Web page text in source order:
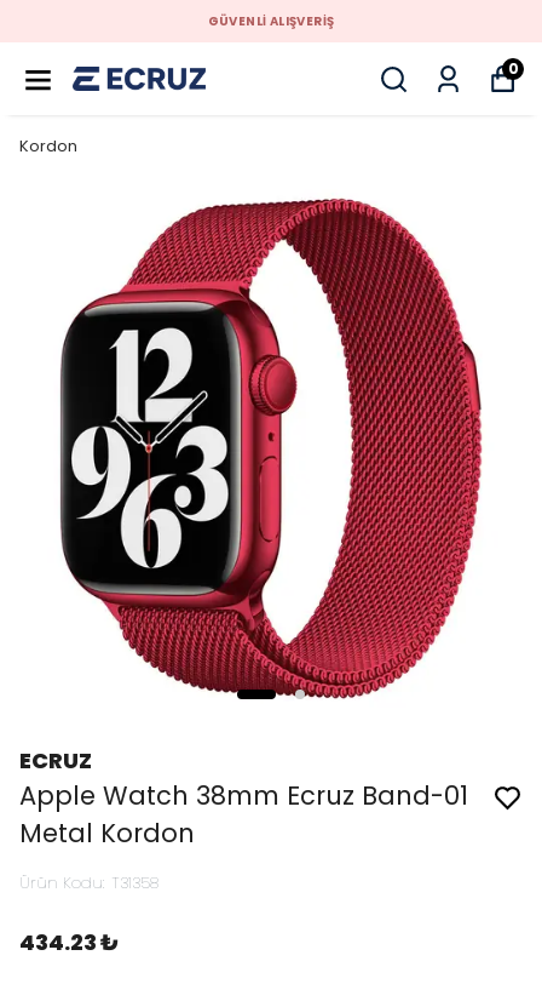
GÜVENLİ ALIŞVERİŞ
0
Kordon
ECRUZ
Apple Watch 38mm Ecruz Band-01
Metal Kordon
Ürün Kodu: T31358
434.23 ₺